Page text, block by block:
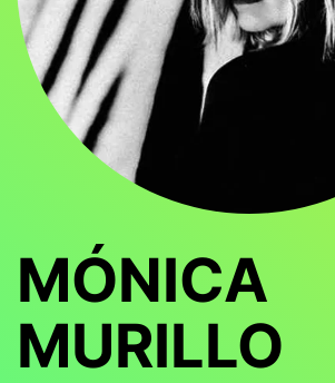
MÓNICA
MURILLO